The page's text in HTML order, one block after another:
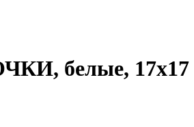
белые, 17х17